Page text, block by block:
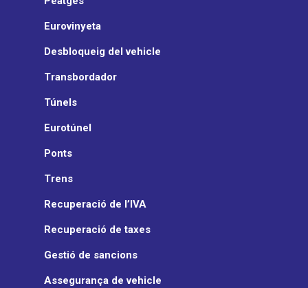
Eurovinyeta
Desbloqueig del vehicle
Transbordador
Túnels
Eurotúnel
Ponts
Trens
Recuperació de l’IVA
Recuperació de taxes
Gestió de sancions
Assegurança de vehicle